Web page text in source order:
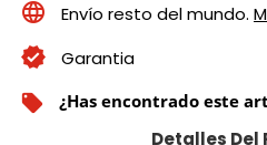
Envío resto del mundo.
Garantia
local_offer ¿Has encontrado este
Detalles Del